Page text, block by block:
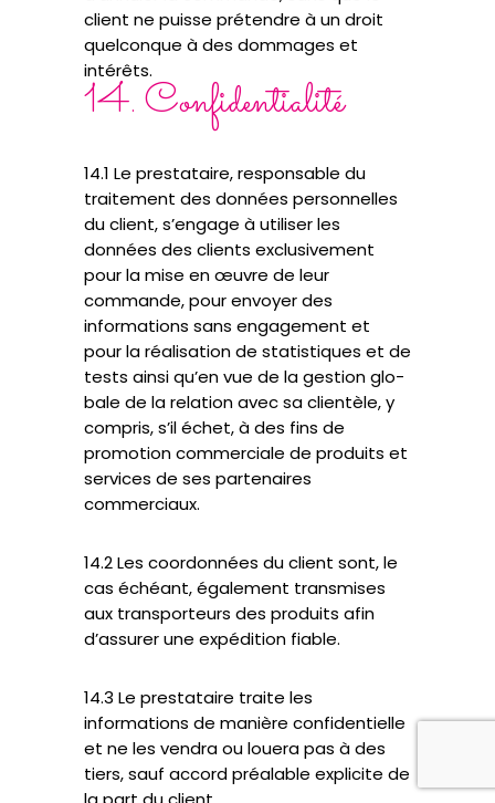
client ne puisse prétendre à un droit
quelconque à des dommages et
intérêts.
14. Confidentialité
14.1 Le prestataire, responsable du
traitement des données personnelles
du client, s’engage à utiliser les
données des clients exclusivement
pour la mise en œuvre de leur
commande, pour envoyer des
informations sans engagement et
pour la réalisation de statistiques et de
tests ainsi qu’en vue de la gestion glo-
bale de la relation avec sa clientèle, y
compris, s’il échet, à des fins de
promotion commerciale de produits et
services de ses partenaires
commerciaux.
14.2 Les coordonnées du client sont, le
cas échéant, également transmises
aux transporteurs des produits afin
d’assurer une expédition fiable.
14.3 Le prestataire traite les
informations de manière confidentielle
et ne les vendra ou louera pas à des
tiers, sauf accord préalable explicite de